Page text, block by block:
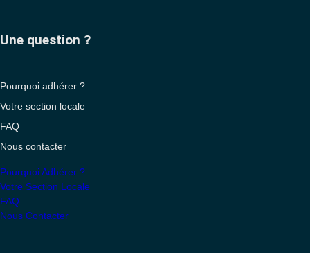
Une question ?
Pourquoi adhérer ?
Votre section locale
FAQ
Nous contacter
Pourquoi Adhérer ?
Votre Section Locale
FAQ
Nous Contacter